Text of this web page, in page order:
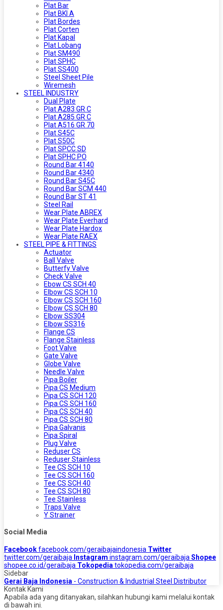
Plat Bar
Plat BKI A
Plat Bordes
Plat Corten
Plat Kapal
Plat Lobang
Plat SM490
Plat SPHC
Plat SS400
Steel Sheet Pile
Wiremesh
STEEL INDUSTRY
Dual Plate
Plat A283 GR C
Plat A285 GR C
Plat A516 GR 70
Plat S45C
Plat S50C
Plat SPCC SD
Plat SPHC PO
Round Bar 4140
Round Bar 4340
Round Bar S45C
Round Bar SCM 440
Round Bar ST 41
Steel Rail
Wear Plate ABREX
Wear Plate Everhard
Wear Plate Hardox
Wear Plate RAEX
STEEL PIPE & FITTINGS
Actuator
Ball Valve
Butterfy Valve
Check Valve
Ebow CS SCH 40
Elbow CS SCH 10
Elbow CS SCH 160
Elbow CS SCH 80
Elbow SS304
Elbow SS316
Flange CS
Flange Stainless
Foot Valve
Gate Valve
Globe Valve
Needle Valve
Pipa Boiler
Pipa CS Medium
Pipa CS SCH 120
Pipa CS SCH 160
Pipa CS SCH 40
Pipa CS SCH 80
Pipa Galvanis
Pipa Spiral
Plug Valve
Reduser CS
Reduser Stainless
Tee CS SCH 10
Tee CS SCH 160
Tee CS SCH 40
Tee CS SCH 80
Tee Stainless
Traps Valve
Y Strainer
Social Media
Facebookfacebook.com/geraibajaindonesia Twitter
twitter.com/geraibaja Instagram instagram.com/geraibaja Shopee
shopee.co.id/geraibaja Tokopedia tokopedia.com/geraibaja
Sidebar
Gerai Baja Indonesia - Construction & Industrial Steel Distributor
Kontak Kami
Apabila ada yang ditanyakan, silahkan hubungi kami melalui kontak
di bawah ini.